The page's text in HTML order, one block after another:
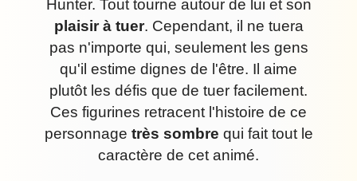
Hunter. Tout tourne autour de lui et son
plaisir à tuer. Cependant, il ne tuera
pas n'importe qui, seulement les gens
qu'il estime dignes de l'être. Il aime
plutôt les défis que de tuer facilement.
Ces figurines retracent l'histoire de ce
personnage très sombre qui fait tout le
caractère de cet animé.